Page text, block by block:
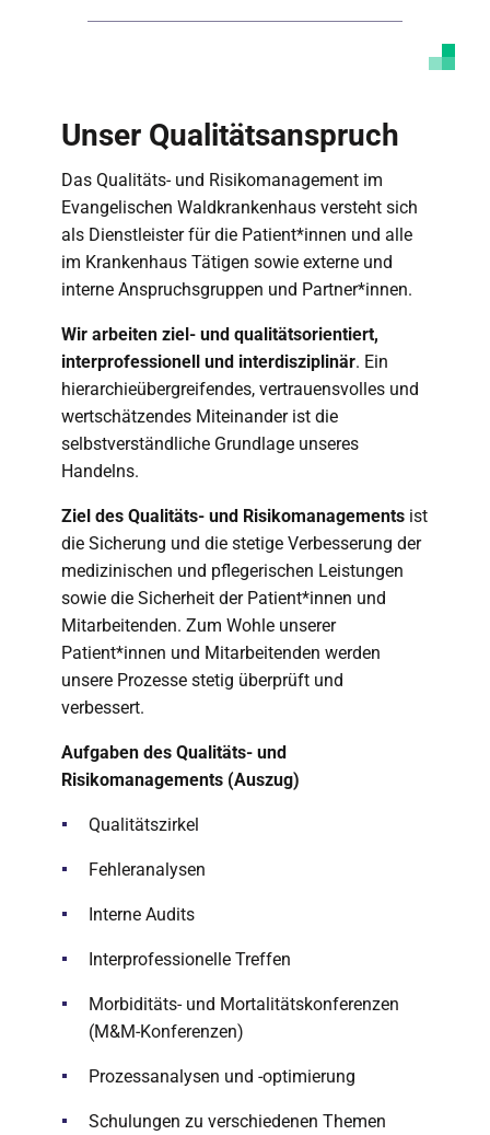
Unser Qualitätsanspruch
Das Qualitäts- und Risikomanagement im
Evangelischen Waldkrankenhaus versteht sich
als Dienstleister für die Patient*innen und alle
im Krankenhaus Tätigen sowie externe und
interne Anspruchsgruppen und Partner*innen.
Wir arbeiten ziel- und qualitätsorientiert,
interprofessionell und interdisziplinär. Ein
hierarchieübergreifendes, vertrauensvolles und
wertschätzendes Miteinander ist die
selbstverständliche Grundlage unseres
Handelns.
Ziel des Qualitäts- und Risikomanagements ist
die Sicherung und die stetige Verbesserung der
medizinischen und pflegerischen Leistungen
sowie die Sicherheit der Patient*innen und
Mitarbeitenden. Zum Wohle unserer
Patient*innen und Mitarbeitenden werden
unsere Prozesse stetig überprüft und
verbessert.
Aufgaben des Qualitäts- und
Risikomanagements (Auszug)
Qualitätszirkel
Fehleranalysen
Interne Audits
Interprofessionelle Treffen
Morbiditäts- und Mortalitätskonferenzen
(M&M-Konferenzen)
Prozessanalysen und -optimierung
Schulungen zu verschiedenen Themen